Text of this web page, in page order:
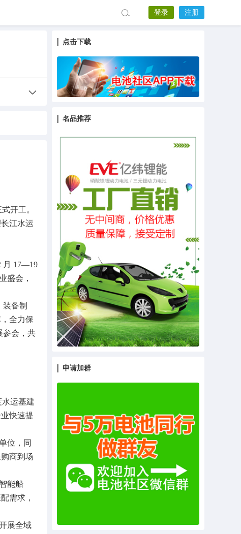
登录 注册
开工。
江水运
月 17—19
盛会，
备制
全力保
参会，共
运基建
快速提
位，同
商到场
能船
需求，
展全域
点击下载
名品推荐
申请加群